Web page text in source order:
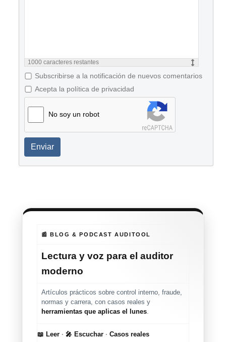
1000 caracteres restantes
Subscribirse a la notificación de nuevos comentarios
Acepta la política de privacidad
No soy un robot
Enviar
📰 BLOG & PODCAST AUDITOOL
Lectura y voz para el auditor
moderno
Artículos prácticos sobre control interno, fraude,
normas y carrera, con casos reales y
herramientas que aplicas el lunes.
📖 Leer · 🎤 Escuchar · Casos reales